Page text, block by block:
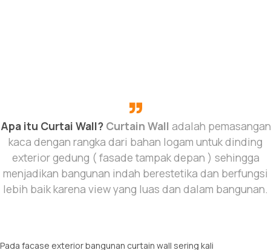
Apa itu Curtai Wall? Curtain Wall adalah pemasangan
kaca dengan rangka dari bahan logam untuk dinding
exterior gedung ( fasade tampak depan ) sehingga
menjadikan bangunan indah berestetika dan berfungsi
lebih baik karena view yang luas dan dalam bangunan.
Pada facase exterior bangunan curtain wall sering kali